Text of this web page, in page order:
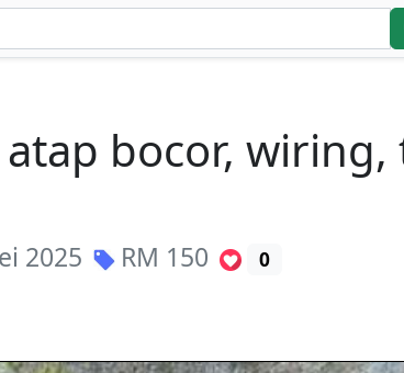
bocor,
2025 RM 150 0